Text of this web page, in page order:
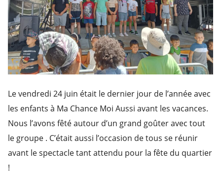
Le vendredi 24 juin était le dernier jour de l’année avec
les enfants à Ma Chance Moi Aussi avant les vacances.
Nous l’avons fêté autour d’un grand goûter avec tout
le groupe . C’était aussi l’occasion de tous se réunir
avant le spectacle tant attendu pour la fête du quartier
!